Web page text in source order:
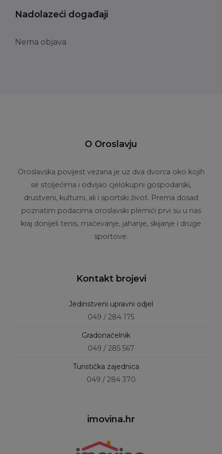
Nadolazeći događaji
Nema objava
O Oroslavju
Oroslavska povijest vezana je uz dva dvorca oko kojih
se stoljećima i odvijao cjelokupni gospodarski,
drustveni, kulturni, ali i sportski život. Prema dosad
poznatim podacima oroslavski plemići prvi su u nas
kraj donijeli tenis, mačevanje, jahanje, skijanje i druge
sportove.
Kontakt brojevi
Jedinstveni upravni odjel
049 / 284 175
Gradonačelnik
049 / 285 567
Turistička zajednica
049 / 284 370
imovina.hr